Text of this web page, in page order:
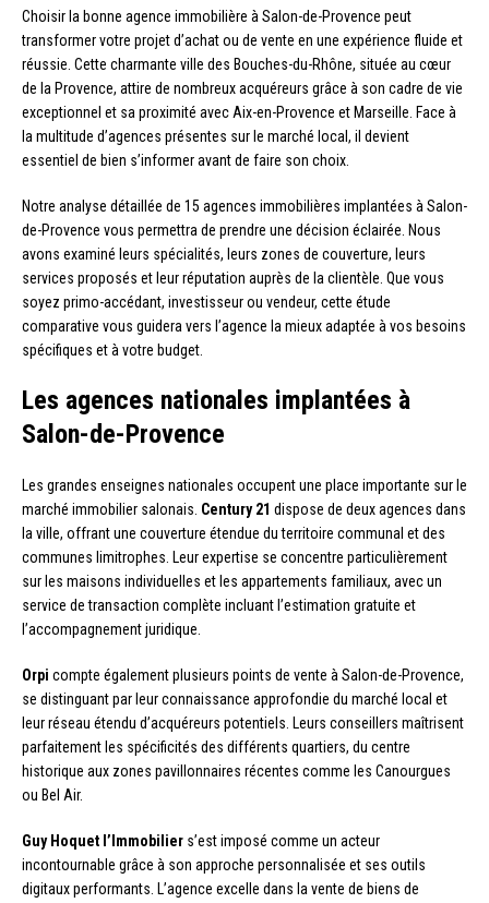
Choisir la bonne agence immobilière à Salon-de-Provence peut
transformer votre projet d’achat ou de vente en une expérience fluide et
réussie. Cette charmante ville des Bouches-du-Rhône, située au cœur
de la Provence, attire de nombreux acquéreurs grâce à son cadre de vie
exceptionnel et sa proximité avec Aix-en-Provence et Marseille. Face à
la multitude d’agences présentes sur le marché local, il devient
essentiel de bien s’informer avant de faire son choix.
Notre analyse détaillée de 15 agences immobilières implantées à Salon-
de-Provence vous permettra de prendre une décision éclairée. Nous
avons examiné leurs spécialités, leurs zones de couverture, leurs
services proposés et leur réputation auprès de la clientèle. Que vous
soyez primo-accédant, investisseur ou vendeur, cette étude
comparative vous guidera vers l’agence la mieux adaptée à vos besoins
spécifiques et à votre budget.
Les agences nationales implantées à
Salon-de-Provence
Les grandes enseignes nationales occupent une place importante sur le
marché immobilier salonais. Century 21 dispose de deux agences dans
la ville, offrant une couverture étendue du territoire communal et des
communes limitrophes. Leur expertise se concentre particulièrement
sur les maisons individuelles et les appartements familiaux, avec un
service de transaction complète incluant l’estimation gratuite et
l’accompagnement juridique.
Orpi compte également plusieurs points de vente à Salon-de-Provence,
se distinguant par leur connaissance approfondie du marché local et
leur réseau étendu d’acquéreurs potentiels. Leurs conseillers maîtrisent
parfaitement les spécificités des différents quartiers, du centre
historique aux zones pavillonnaires récentes comme les Canourgues
ou Bel Air.
Guy Hoquet l’Immobilier s’est imposé comme un acteur
incontournable grâce à son approche personnalisée et ses outils
digitaux performants. L’agence excelle dans la vente de biens de